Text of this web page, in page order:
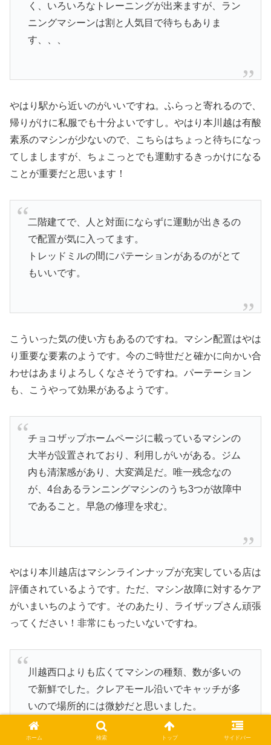
く、いろいろなトレーニングが出来ますが、ラン
ニングマシーンは割と人気目で待ちもありま
す、、、
やはり駅から近いのがいいですね。ふらっと寄れるので、
帰りがけに私服でも十分よいですし。やはり本川越は有酸
素系のマシンが少ないので、こちらはちょっと待ちになっ
てしましますが、ちょこっとでも運動するきっかけになる
ことが重要だと思います！
二階建てで、人と対面にならずに運動が出きるの
で配置が気に入ってます。
トレッドミルの間にパテーションがあるのがとて
もいいです。
こういった気の使い方もあるのですね。マシン配置はやは
り重要な要素のようです。今のご時世だと確かに向かい合
わせはあまりよろしくなさそうですね。パーテーション
も、こうやって効果があるようです。
チョコザップホームページに載っているマシンの
大半が設置されており、利用しがいがある。ジム
内も清潔感があり、大変満足だ。唯一残念なの
が、4台あるランニングマシンのうち3つが故障中
であること。早急の修理を求む。
やはり本川越店はマシンラインナップが充実している店は
評価されているようです。ただ、マシン故障に対するケア
がいまいちのようです。そのあたり、ライザップさん頑張
ってください！非常にもったいないですね。
川越西口よりも広くてマシンの種類、数が多いの
で新鮮でした。クレアモール沿いでキャッチが多
いので場所的には微妙だと思いました。
ホーム 検索 トップ サイドバー